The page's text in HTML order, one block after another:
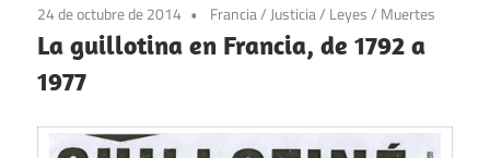
historia
24 de octubre de 2014 Francia/ Justicia/ Leyes/ Muertes
La guillotina en Francia, de 1792 a
1977